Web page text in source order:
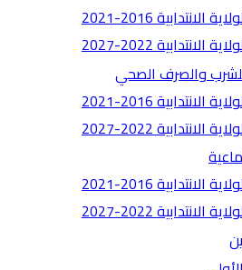
الانتدابية 2016-2021
الانتدابية 2022-2027
والصرف الصحي
الانتدابية 2016-2021
الانتدابية 2022-2027
الانتدابية 2016-2021
الانتدابية 2022-2027